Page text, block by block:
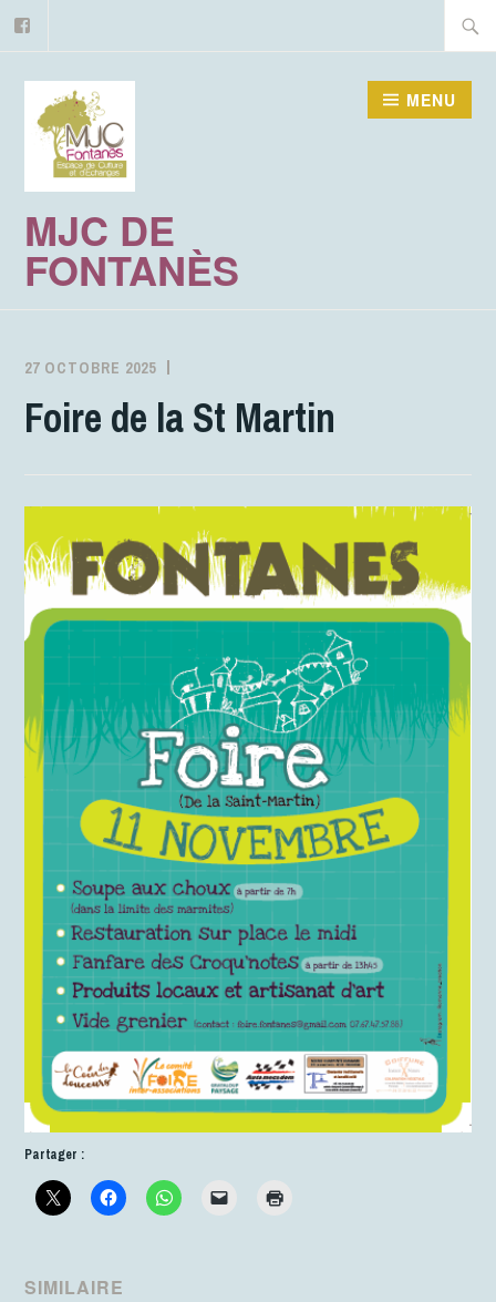
Accéder
au
contenu
principal
MJC DE
FONTANÈS
MENU
27 OCTOBRE 2025
Foire de la St Martin
Partager :
SIMILAIRE